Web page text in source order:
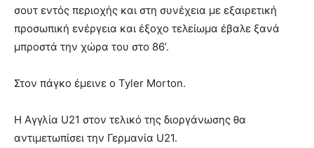
σουτ εντός περιοχής και στη συνέχεια με εξαιρετική
προσωπική ενέργεια και έξοχο τελείωμα έβαλε ξανά
μπροστά την χώρα του στο 86’.
Στον πάγκο έμεινε ο Tyler Morton.
Η Αγγλία U21 στον τελικό της διοργάνωσης θα
αντιμετωπίσει την Γερμανία U21.